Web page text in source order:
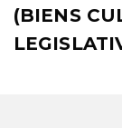
(BIENS